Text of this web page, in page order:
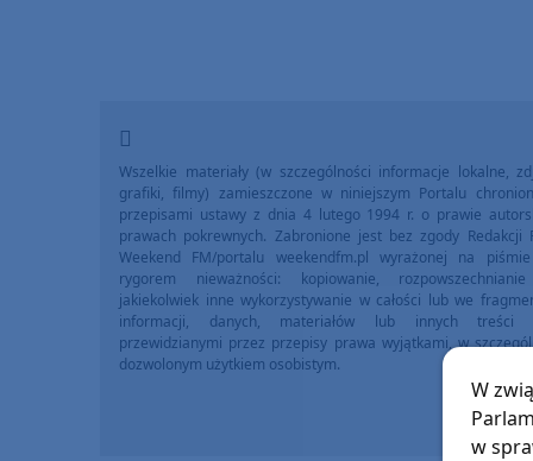
Wszelkie materiały (w szczególności informacje lokalne,
grafiki, filmy) zamieszczone w niniejszym Portalu
przepisami ustawy z dnia 4 lutego 1994 r. o prawie
prawach pokrewnych. Zabronione jest bez zgody Redakcji
Weekend FM/portalu weekendfm.pl wyrażonej na
rygorem nieważności: kopiowanie,
jakiekolwiek inne wykorzystywanie w całości lub we
informacji, danych, materiałów lub innych treści
przewidzianymi przez przepisy prawa wyjątkami, w
dozwolonym użytkiem osobistym.
W
w